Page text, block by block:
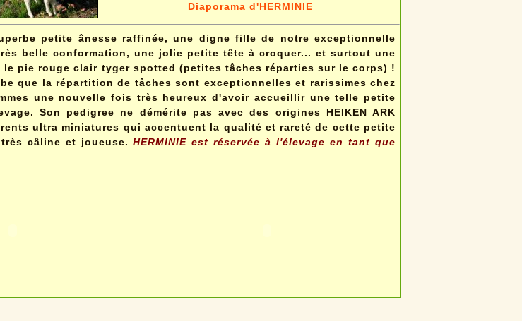
Diaporama d'HERMINIE
petite ânesse raffinée, une digne fille de notre exceptionnelle
belle conformation, une jolie petite tête à croquer... et surtout une
le pie rouge clair tyger spotted (petites tâches réparties sur le corps) !
que la répartition de tâches sont exceptionnelles et rarissimes chez
une nouvelle fois très heureux d'avoir accueillir une telle petite
Son pedigree ne démérite pas avec des origines HEIKEN ARK
ultra miniatures qui accentuent la qualité et rareté de cette petite
câline et joueuse.HERMINIE est réservée à l'élevage en tant que